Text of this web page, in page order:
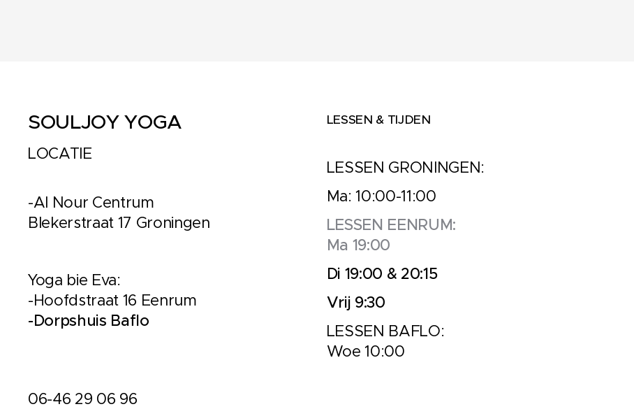
SOULJOY YOGA
LOCATIE
-Al Nour Centrum
Blekerstraat 17 Groningen
Yoga bie Eva:
-Hoofdstraat 16 Eenrum
-Dorpshuis Baflo
06-46 29 06 96
LESSEN & TIJDEN
LESSEN GRONINGEN:
Ma: 10:00-11:00
LESSEN EENRUM:
Ma 19:00
Di 19:00 & 20:15
Vrij 9:30
LESSEN BAFLO:
Woe 10:00